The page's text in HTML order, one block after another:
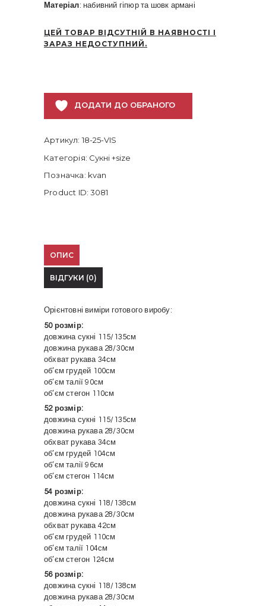
Матеріал: набивний гіпюр та шовк армані
ЦЕЙ ТОВАР ВІДСУТНІЙ В НАЯВНОСТІ І
ЗАРАЗ НЕДОСТУПНИЙ.
ДОДАТИ ДО ОБРАНОГО
Артикул: 18-25-VIS
Категорія: Сукні +size
Позначка: kvan
Product ID:3081
ОПИС
ВІДГУКИ (0)
Орієнтовні виміри готового виробу:
50 розмір:
довжина сукні 115/135см
довжина рукава 28/30см
обхват рукава 34см
об’єм грудей 100см
об’єм талії 90см
об’єм стегон 110см
52 розмір:
довжина сукні 115/135см
довжина рукава 28/30см
обхват рукава 34см
об’єм грудей 104см
об’єм талії 96см
об’єм стегон 114см
54 розмір:
довжина сукні 118/138см
довжина рукава 28/30см
обхват рукава 42см
об’єм грудей 110см
об’єм талії 104см
об’єм стегон 124см
56 розмір:
довжина сукні 118/138см
довжина рукава 28/30см